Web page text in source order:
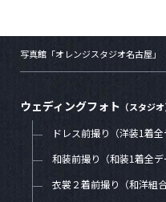
写真館「オレンジスタジオ名古屋」
ウェディングフォト （スタジオ
ドレス前撮り（洋装1着全
和装前撮り（和装1着全デ
衣裳２着前撮り（和洋組